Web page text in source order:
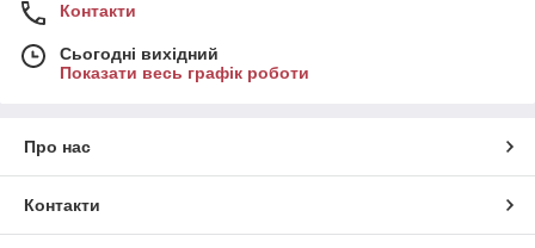
Контакти
Сьогодні вихідний
Показати весь графік роботи
Про нас
Контакти